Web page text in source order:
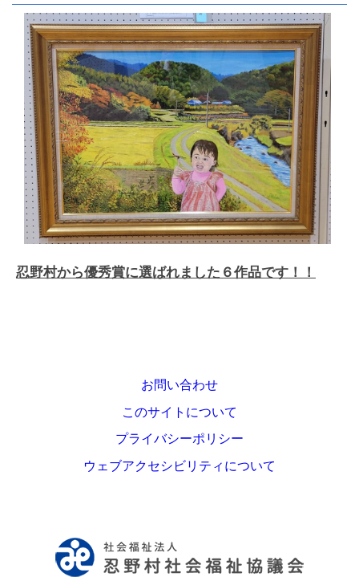
忍野村から優秀賞に選ばれました６作品です！！
お問い合わせ
このサイトについて
プライバシーポリシー
ウェブアクセシビリティについて